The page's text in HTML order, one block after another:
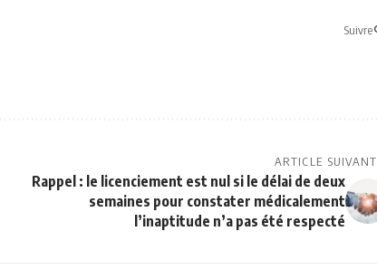
Suivre
ARTICLE SUIVANT
Rappel : le licenciement est nul si le délai de deux
semaines pour constater médicalement
l’inaptitude n’a pas été respecté